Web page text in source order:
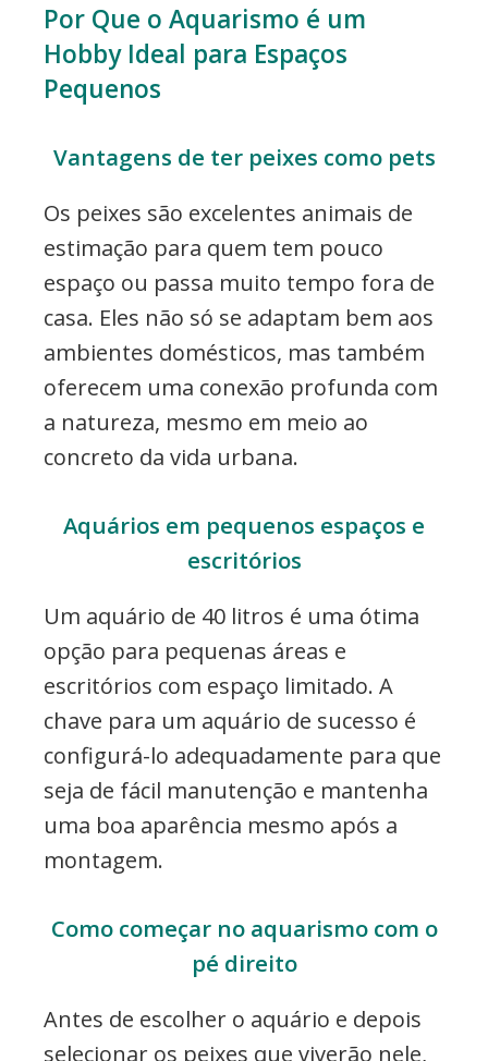
Por Que o Aquarismo é um
Hobby Ideal para Espaços
Pequenos
Vantagens de ter peixes como pets
Os peixes são excelentes animais de
estimação para quem tem pouco
espaço ou passa muito tempo fora de
casa. Eles não só se adaptam bem aos
ambientes domésticos, mas também
oferecem uma conexão profunda com
a natureza, mesmo em meio ao
concreto da vida urbana.
Aquários em pequenos espaços e
escritórios
Um aquário de 40 litros é uma ótima
opção para pequenas áreas e
escritórios com espaço limitado. A
chave para um aquário de sucesso é
configurá-lo adequadamente para que
seja de fácil manutenção e mantenha
uma boa aparência mesmo após a
montagem.
Como começar no aquarismo com o
pé direito
Antes de escolher o aquário e depois
selecionar os peixes que viverão nele,